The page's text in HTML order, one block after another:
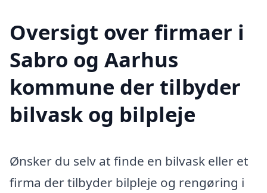
Oversigt over firmaer i
Sabro og Aarhus
kommune der tilbyder
bilvask og bilpleje
Ønsker du selv at finde en bilvask eller et
firma der tilbyder bilpleje og rengøring i